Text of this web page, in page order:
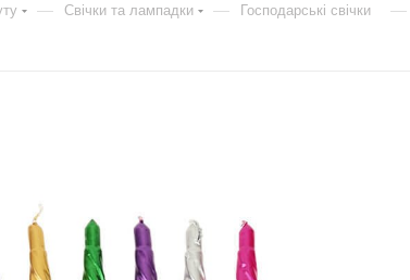
— Свічки та лампадки — Господарські свічки —